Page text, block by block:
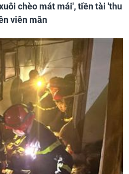
chèo mát mái', tiền tài 'thu
viên mãn